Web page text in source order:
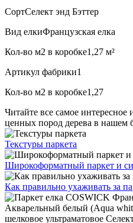
СортСелект энд Бэттер
Вид елкиФранцузская елка
Кол-во м2 в коробке1,27 м²
Артикул фабрики1
Кол-во м2 в коробке1,27
Читайте все самое интересное
ценных пород дерева в нашем
Текстуры паркета
Широкоформатный паркет и
Как правильно ухаживать за